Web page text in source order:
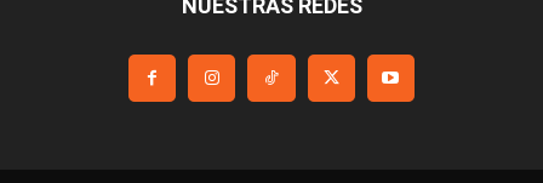
NUESTRAS REDES